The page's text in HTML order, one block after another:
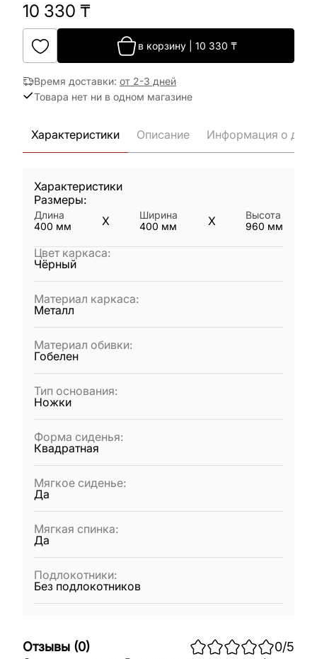
10 330 ₸
в корзину| 10 330 ₸
Время доставки: от 2-3 дней
Товара нет ни в одном магазине
Характеристики Описание Информация о
Характеристики
Размеры:
Длина
400 мм X
Ширина
400 мм X
Высота
960 мм
Цвет каркаса:
Чёрный
Материал каркаса:
Металл
Материал обивки:
Гобелен
Тип основания:
Ножки
Форма сиденья:
Квадратная
Мягкое сиденье:
Да
Мягкая спинка:
Да
Подлокотники:
Без подлокотников
Отзывы (0) 0/5